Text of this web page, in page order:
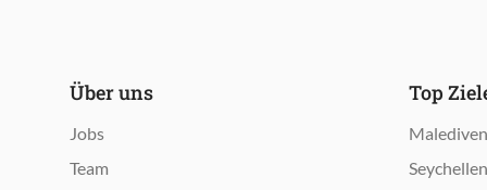
Über uns
Jobs
Team
Top
Malediven
Seychellen